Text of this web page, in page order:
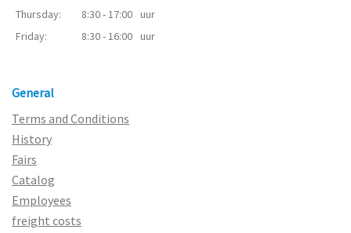
Thursday:
8:30 - 17:00 uur
Friday:
8:30 - 16:00 uur
General
Terms and Conditions
History
Fairs
Catalog
Employees
freight costs